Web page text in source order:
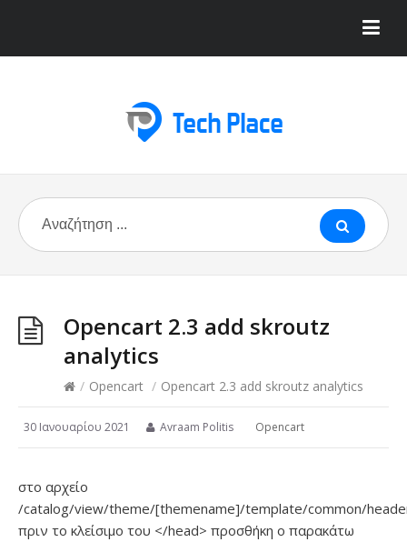
Opencart 2.3 add skroutz
analytics
/ Opencart / Opencart 2.3 add skroutz analytics
30 Ιανουαρίου 2021 Avraam Politis Opencart
στο αρχείο
/catalog/view/theme/[themename]/template/common/
πριν το κλείσιμο του </head> προσθήκη ο παρακάτω